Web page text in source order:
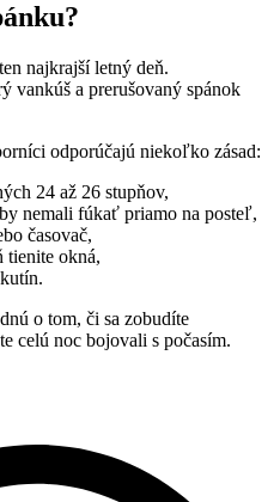
najkrajší letný deň.
vankúš a prerušovaný spánok
odporúčajú niekoľko zásad:
24 až 26 stupňov,
nemali fúkať priamo na posteľ,
časovač,
tienite okná,
o tom, či sa zobudíte
celú noc bojovali s počasím.